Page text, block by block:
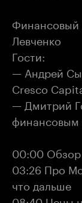
Финансовый
Левченко
Гости:
— Андрей
Cresco
— Дмитрий
финансовым
00:00
03:26 Про
что дальше